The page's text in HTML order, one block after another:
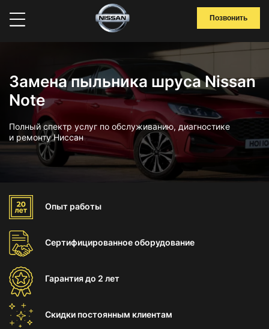
Позвонить
Замена пыльника шруса Nissan
Note
Полный спектр услуг по обслуживанию, диагностике
и ремонту Ниссан
Опыт работы
Сертифицированноеоборудование
Гарантиядо 2 лет
Скидки постоянным клиентам